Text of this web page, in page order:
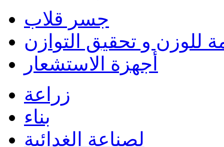
جسر قلاب
للوزن و تحقيق التوازن
أجهزة الاستشعار
زراعة
بناء
لصناعة الغدائية